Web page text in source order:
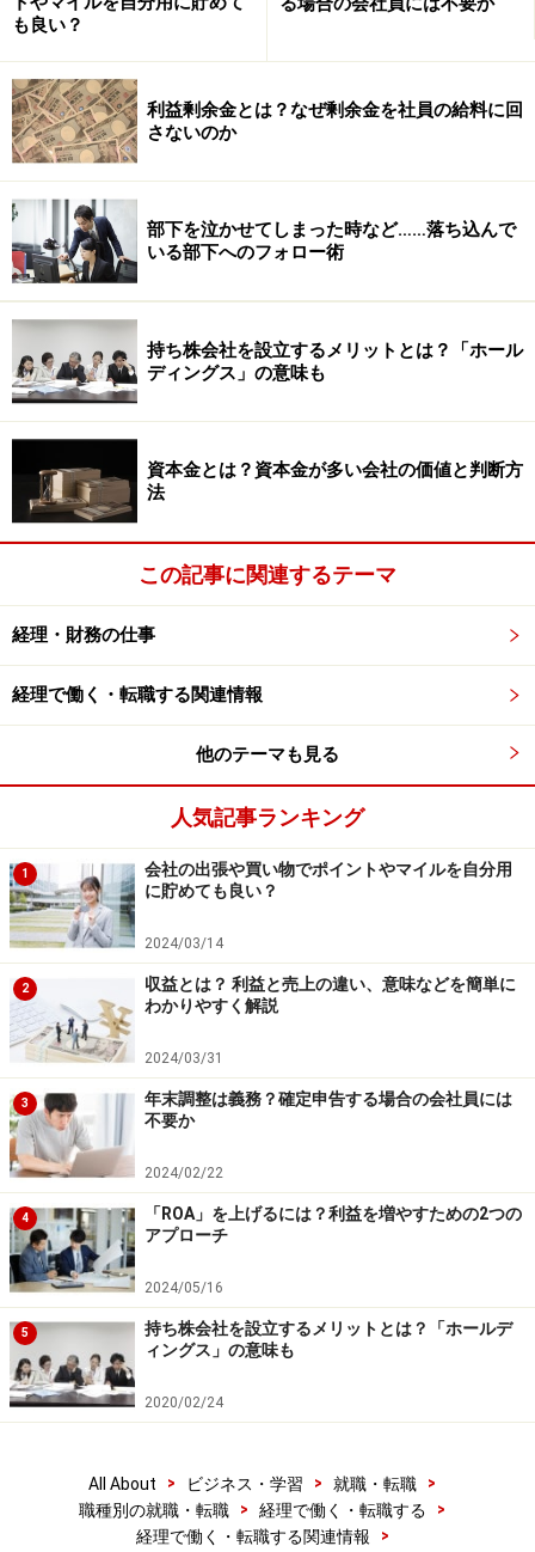
たほうが有利となる場合と、寄付金控除を受けたほうが
らを受けたほうが有利なのか、試算してから選択するよ
うにしましょう。
残念ながら、一つの政治献金で政党等寄付金特別控除と
寄付金控除を同時に受けることはできません。
次は、「譲渡所得」の添付書類です。
※記事内容は執筆時点のものです。最新の内容をご確認くださ
い。
も良い？
利益剰余金とは？なぜ剰余金を社員の給料に回
さないのか
部下を泣かせてしまった時など……落ち込んで
いる部下へのフォロー術
持ち株会社を設立するメリットとは？「ホール
ディングス」の意味も
資本金とは？資本金が多い会社の価値と判断方
法
この記事に関連するテーマ
経理・財務の仕事
経理で働く・転職する関連情報
他のテーマも見る
人気記事ランキング
1
会社の出張や買い物でポイントやマイルを自分用
に貯めても良い？
2024/03/14
2
収益とは？ 利益と売上の違い、意味などを簡単に
わかりやすく解説
2024/03/31
3
年末調整は義務？確定申告する場合の会社員には
不要か
2024/02/22
4
「ROA」を上げるには？利益を増やすための2つの
アプローチ
2024/05/16
5
持ち株会社を設立するメリットとは？「ホールデ
ィングス」の意味も
2020/02/24
All About > ビジネス・学習 > 就職・転職
>
職種別の就職・転職
> 経理で働く・転職する
>
経理で働く・転職する関連情報
>